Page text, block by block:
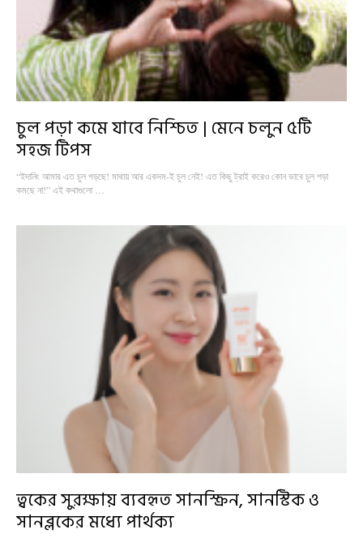
চুল পড়া কমে যাবে নিশ্চিত | মেনে চলুন ৫টি
সহজ টিপস
“ইদানিং আমার এত চুল পড়ছে! মাথায় আর একদম-ই চুল নেই! এত কিছু ট্রাই করেও কোন ভাবে চুল পড়া
কমছে না!” এই কথাগুলো …
ত্বকের সুরক্ষায় ব্যবহৃত সানস্ক্রিন, সানস্টিক ও
সানব্লকের মধ্যে পার্থক্য